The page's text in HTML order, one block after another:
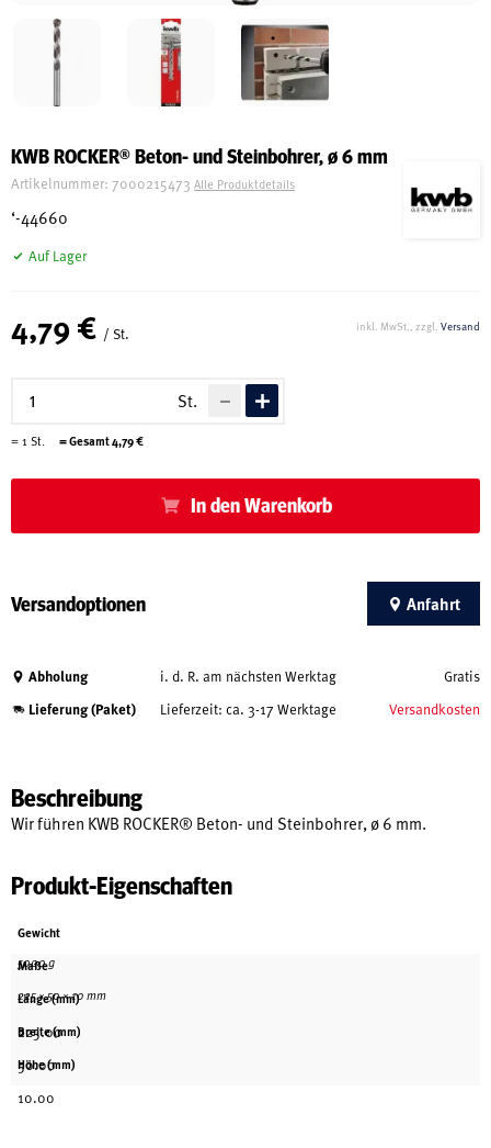
Schreinerei
Ausstellung
Kataloge
Über uns
Geschichte
KWB ROCKER® Beton- und Steinbohrer, ø 6 mm
Artikelnummer: 7000215473 Alle Produktdetails
‘-44660
Auf Lager
4,79 € / St. inkl. MwSt., zzgl. Versand
St.
= 1 St. = Gesamt4,79€
In den Warenkorb
Versandoptionen Anfahrt
Abholung i. d. R. am nächsten Werktag Gratis
Lieferung (Paket) Lieferzeit: ca. 3-17 Werktage Versandkosten
Beschreibung
Wir führen KWB ROCKER® Beton- und Steinbohrer, ø 6 mm.
Produkt-Eigenschaften
Gewicht
5000 g
Maße
225 × 50 × 10 mm
Länge (mm)
225.00
Breite (mm)
50.00
Höhe (mm)
10.00